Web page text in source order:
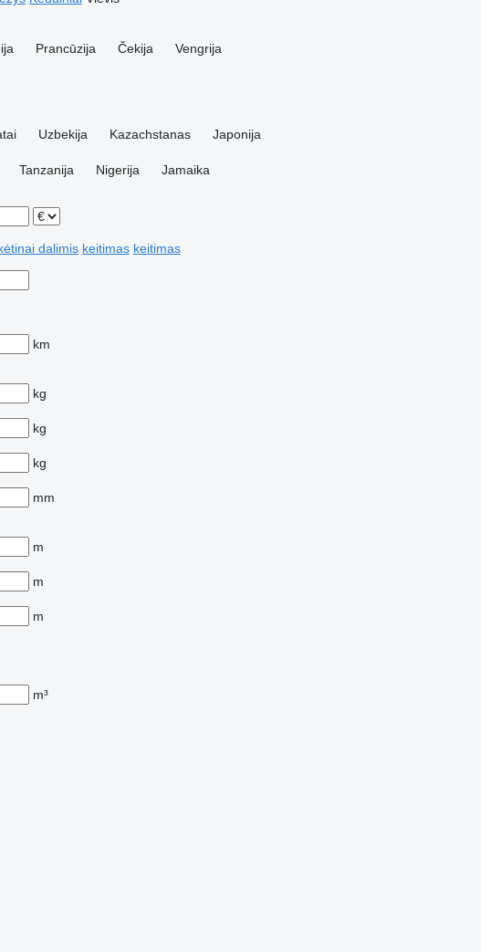
Prancūzija Čekija
Vengrija
Uzbekija Kazachstanas
Japonija
Tanzanija Nigerija
Jamaika
dalimis keitimas keitimas
km
kg
kg
kg
mm
m
m
m
m³